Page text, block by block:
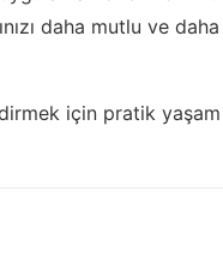
daha mutlu ve
için pratik yaşam